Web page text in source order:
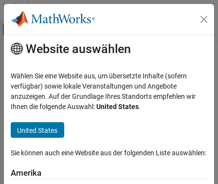
Weiter zum Inhalt
Umschaltung für Off-Canvas-
Startseite der Dokumentation
Hauptinhalt
How useful was this information?
Website auswählen
Wählen Sie eine Website aus, um übersetzte Inhalte (sofern
verfügbar) sowie lokale Veranstaltungen und Angebote
anzuzeigen. Auf der Grundlage Ihres Standorts empfehlen wir
Ihnen die folgende Auswahl:United States.
United States
Sie können auch eine Website aus der folgenden Liste auswählen:
Amerika